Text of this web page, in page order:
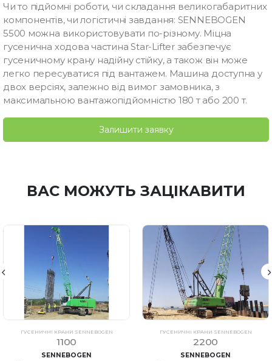
Чи то підйомні роботи, чи складання великогабаритних
компонентів, чи логістичні завдання: SENNEBOGEN
5500 можна використовувати по-різному. Міцна
гусенична ходова частина Star-Lifter забезпечує
гусеничному крану надійну стійку, а також він може
легко пересуватися під вантажем. Машина доступна у
двох версіях, залежно від вимог замовника, з
максимальною вантажопідйомністю 180 т або 200 т.
Залишити заявку
ВАС МОЖУТЬ ЗАЦІКАВИТИ
ГУСЕНИЧНІ КРАНИ SENNEBOGEN
1100
SENNEBOGEN
ГУСЕНИЧНІ КРАНИ SENNEBOGEN
2200
SENNEBOGEN